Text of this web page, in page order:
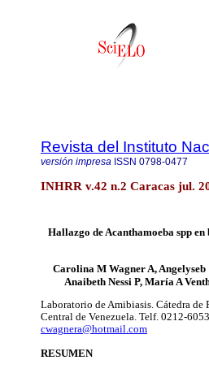
Revista del Instituto
versión impresa ISSN 0798-0477
INHRR v.42 n.2 Caracas jul.
Hallazgo de Acanthamoeba spp
Carolina M Wagner A,
Anaibeth Nessi P, María A
Laboratorio de Amibiasis. Cátedra
Central de Venezuela. Telf. 0212-
cwagnera@hotmail.com
RESUMEN